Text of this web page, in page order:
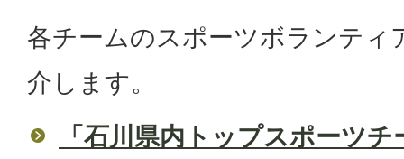
各チームのスポーツボランティ
介します。
「石川県内トップスポーツ